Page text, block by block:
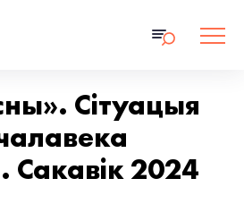
Сітуацыя
Сакавік 2024